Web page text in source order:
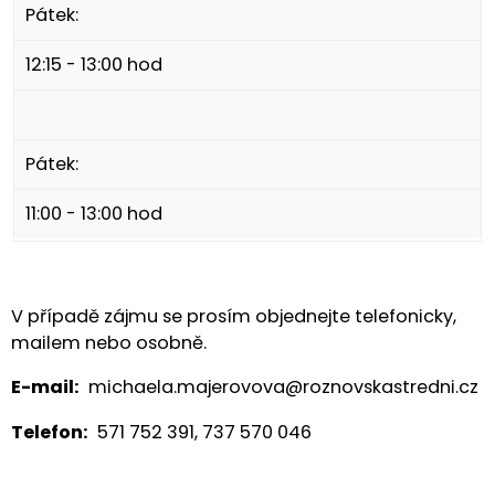
Pátek:
12:15 - 13:00 hod
Pátek:
11:00 - 13:00 hod
V případě zájmu se prosím objednejte telefonicky,
mailem nebo osobně.
E-mail: michaela.majerovova@roznovskastredni.cz
Telefon: 571 752 391, 737 570 046